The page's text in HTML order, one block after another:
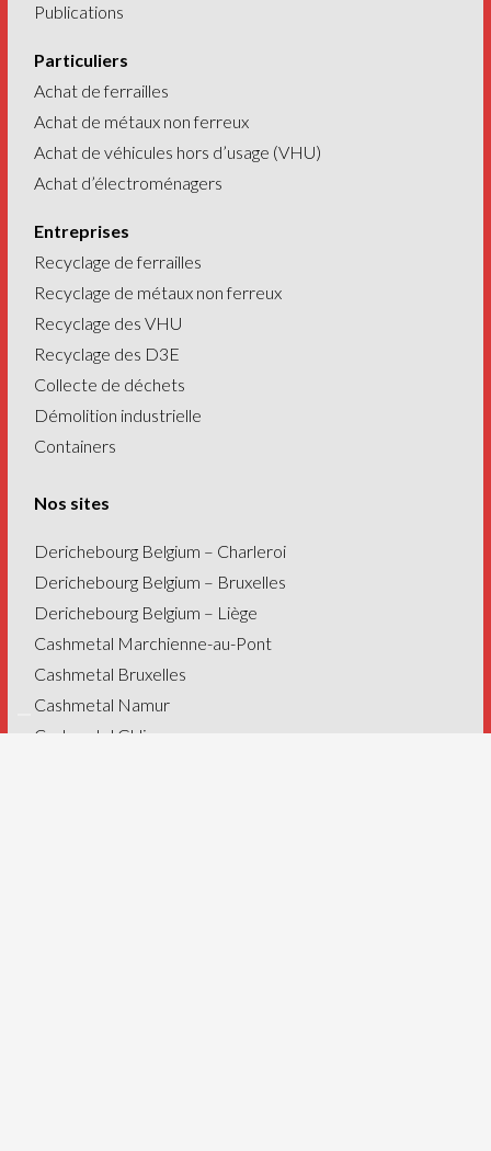
Publications
Particuliers
Achat de ferrailles
Achat de métaux non ferreux
Achat de véhicules hors d’usage (VHU)
Achat d’électroménagers
Entreprises
Recyclage de ferrailles
Recyclage de métaux non ferreux
Recyclage des VHU
Recyclage des D3E
Collecte de déchets
Démolition industrielle
Containers
Nos sites
Derichebourg Belgium – Charleroi
Derichebourg Belgium – Bruxelles
Derichebourg Belgium – Liège
Cashmetal Marchienne-au-Pont
Cashmetal Bruxelles
Cashmetal Namur
Cashmetal Ghlin